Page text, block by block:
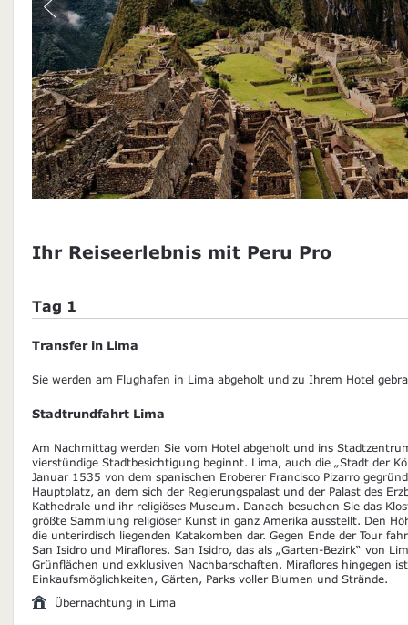
Ihr Reiseerlebnis mit Peru Pro
Tag 1
Transfer in Lima
Sie werden am Flughafen in Lima abgeholt und zu Ihrem Hotel
Stadtrundfahrt Lima
Am Nachmittag werden Sie vom Hotel abgeholt und ins
vierstündige Stadtbesichtigung beginnt. Lima, auch die „Stadt der
Januar 1535 von dem spanischen Eroberer Francisco Pizarro
Hauptplatz, an dem sich der Regierungspalast und der Palast des
Kathedrale und ihr religiöses Museum. Danach besuchen Sie das
größte Sammlung religiöser Kunst in ganz Amerika ausstellt. Den
die unterirdisch liegenden Katakomben dar. Gegen Ende der Tour
San Isidro und Miraflores. San Isidro, das als „Garten-Bezirk“ von
Grünflächen und exklusiven Nachbarschaften. Miraflores hingegen
Einkaufsmöglichkeiten, Gärten, Parks voller Blumen und Strände.
Übernachtung in Lima